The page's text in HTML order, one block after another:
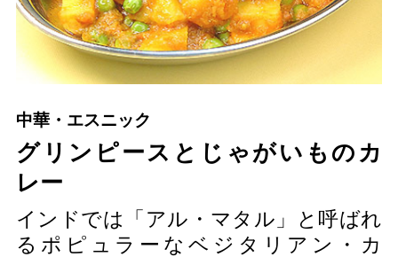
中華・エスニック
グリンピースとじゃがいものカ
レー
インドでは「アル・マタル」と呼ばれ
るポピュラーなベジタリアン・カ